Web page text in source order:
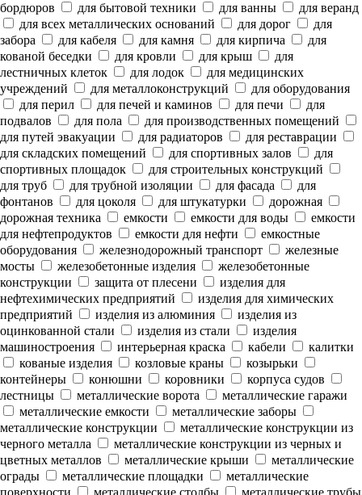
бордюров
для бытовой техники для ванны
для веранд
для всех металлических оснований
для дорог
для
забора
для кабеля для камня для кирпича
для
кованой беседки
для кровли для крыш
для
лестничных клеток
для лодок
для медицинских
учреждений
для металлоконструкций
для оборудования
для перил
для печей и каминов для печи
для
подвалов
для пола
для производственных помещений
для путей эвакуации
для радиаторов
для реставрации
для складских помещений
для спортивных залов
для
спортивных площадок
для строительных конструкций
для труб
для трубной изоляции для фасада
для
фонтанов
для цоколя для штукатурки
дорожная
дорожная техника
емкости емкости для воды
емкости
для нефтепродуктов
емкости для нефти
емкостные
оборудования
железнодорожный транспорт
железные
мосты
железобетонные изделия
железобетонные
конструкции
защита от плесени
изделия для
нефтехимических предприятий
изделия для химических
предприятий
изделия из алюминия
изделия из
оцинкованной стали
изделия из стали
изделия
машиностроения
интерьерная краска кабели
калитки
кованые изделия
козловые краны
козырьки
контейнеры
конюшни коровники
корпуса судов
лестницы
металлические ворота
металлические гаражи
металлические емкости
металлические заборы
металлические конструкции
металлические конструкции из
черного металла
металлические конструкции из черных и
цветных металлов
металлические крыши
металлические
ограды
металлические площадки
металлические
поверхности
металлические столбы металлические трубы